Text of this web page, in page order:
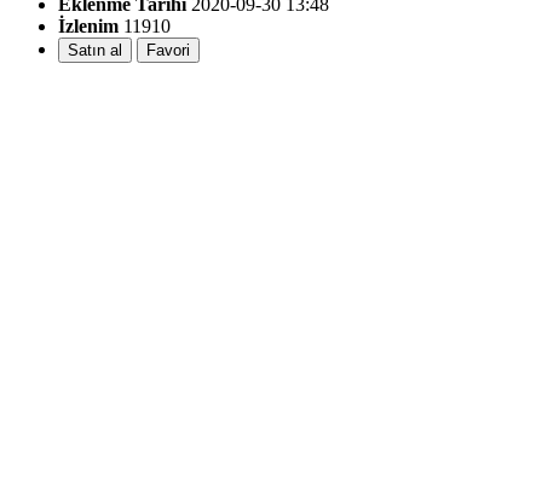
Eklenme Tarihi 2020-09-30 13:48
İzlenim 11910
Satın al Favori